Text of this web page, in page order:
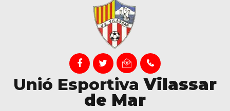
Unió EsportivaVilassar
de Mar